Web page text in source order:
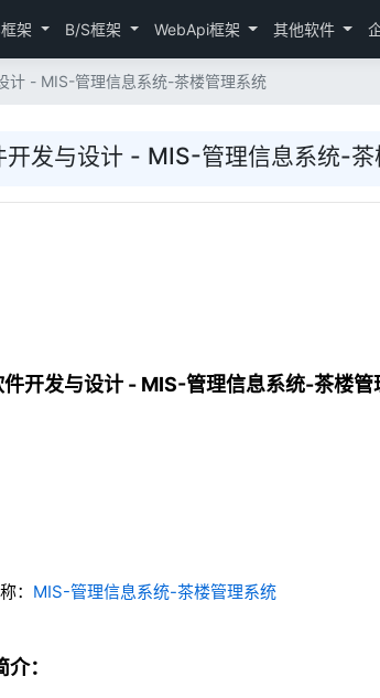
架 B/S框架 WebApi框架 其他软件
计 - MIS-管理信息系统-茶楼管理系统
开发与设计 - MIS-管理信息系统-茶
件开发与设计 - MIS-管理信息系统-茶楼管
： MIS-管理信息系统-茶楼管理系统
：